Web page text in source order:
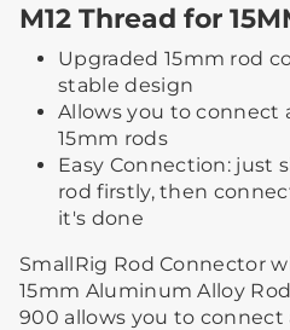
M12 Thread for
Upgraded 15mm rod
stable design
Allows you to connect
15mm rods
Easy Connection: just
rod firstly, then
it's done
SmallRig Rod Connector
15mm Aluminum Alloy
900 allows you to connect